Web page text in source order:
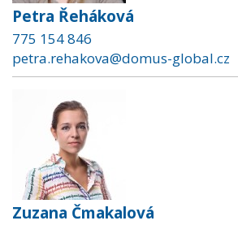
Petra Řeháková
775 154 846
petra.rehakova@domus-global.cz
Zuzana Čmakalová